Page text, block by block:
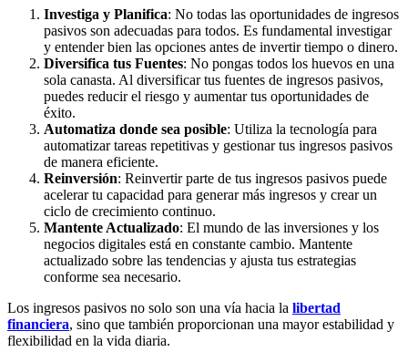
Investiga y Planifica: No todas las oportunidades de ingresos
pasivos son adecuadas para todos. Es fundamental investigar
y entender bien las opciones antes de invertir tiempo o dinero.
Diversifica tus Fuentes: No pongas todos los huevos en una
sola canasta. Al diversificar tus fuentes de ingresos pasivos,
puedes reducir el riesgo y aumentar tus oportunidades de
éxito.
Automatiza donde sea posible: Utiliza la tecnología para
automatizar tareas repetitivas y gestionar tus ingresos pasivos
de manera eficiente.
Reinversión: Reinvertir parte de tus ingresos pasivos puede
acelerar tu capacidad para generar más ingresos y crear un
ciclo de crecimiento continuo.
Mantente Actualizado: El mundo de las inversiones y los
negocios digitales está en constante cambio. Mantente
actualizado sobre las tendencias y ajusta tus estrategias
conforme sea necesario.
Los ingresos pasivos no solo son una vía hacia la libertad
financiera, sino que también proporcionan una mayor estabilidad y
flexibilidad en la vida diaria.